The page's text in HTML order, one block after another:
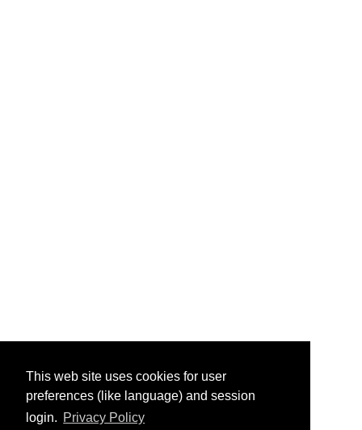
This web site uses cookies for user
preferences (like language) and session
login. Privacy Policy